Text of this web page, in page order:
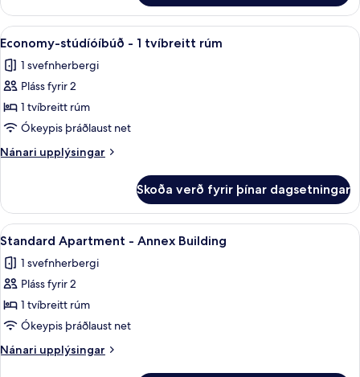
fyrir
þrjá
Skoða
allar
myndir
fyrir
Economy-
stúdíóíbúð
-
1
rúm
Míníbar, öryggishólf í herbergi,
6
Economy-stúdíóíbúð - 1 tvíbreitt rúm
1 svefnherbergi
Pláss fyrir 2
1 tvíbreitt rúm
Ókeypis þráðlaust net
Nánari upplýsingar
Nánari
stúdíóíbúð
1
rúm
Skoða verð fyrir þínar dagsetningar
Skoða
allar
myndir
fyrir
Standard
Apartment
-
Annex
Míníbar, öryggishólf í herbergi,
5
Standard Apartment - Annex Building
1 svefnherbergi
Pláss fyrir 2
1 tvíbreitt rúm
Ókeypis þráðlaust net
Nánari upplýsingar
Nánari